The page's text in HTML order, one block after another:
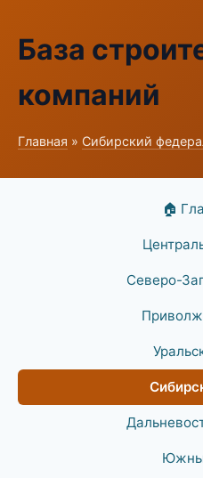
База
компаний
Главная » Сибирский
🏠
Северо-